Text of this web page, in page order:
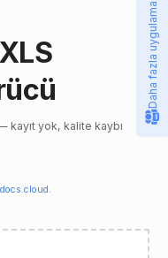
kayıt yok, kalite kaybı
.
Daha fazla uygulama